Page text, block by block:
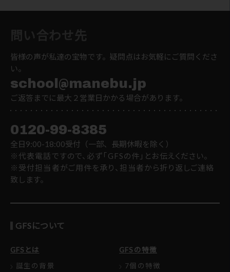
皆様の声が私達の宝物です。疑問点はお気軽にご質問くださ
い。
school@manebu.jp
ご返答までに最大２営業日かかる場合があります。
0120-99-8385
全日9:00-18:00受付（一部、長期休暇を除く）
※代表電話ですので、必ず「GFSの件」とお伝えください。
※受付担当者がご用件を承り、担当者から折り返しご連絡
致します。
GFSについて
GFSとは
誕生の背景
GFSの特徴
7個の特徴